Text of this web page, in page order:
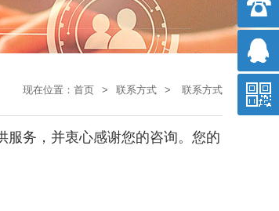
现在位置： 首页 > 联系方式 > 联系方式
服务，并衷心感谢您的咨询。您的